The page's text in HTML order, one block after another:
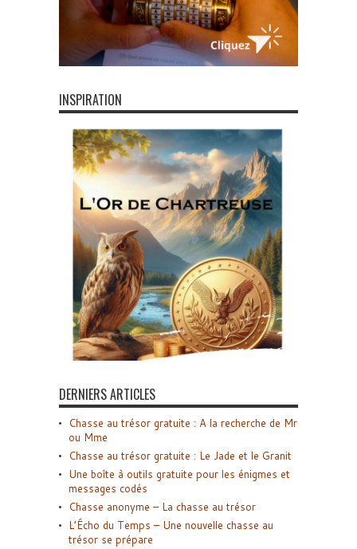
INSPIRATION
DERNIERS ARTICLES
Chasse au trésor gratuite : A la recherche de Mr
ou Mme
Chasse au trésor gratuite : Le Jade et le Granit
Une boîte à outils gratuite pour les énigmes et
messages codés
Chasse anonyme – La chasse au trésor
L’Écho du Temps – Une nouvelle chasse au
trésor se prépare